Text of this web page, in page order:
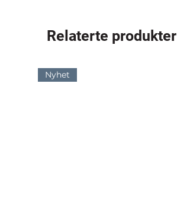
Relaterte produkter
Nyhet